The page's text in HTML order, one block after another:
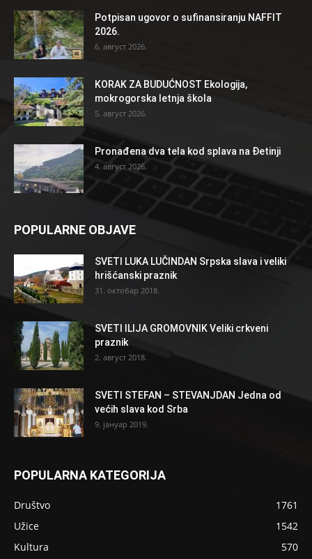
Potpisan ugovor o sufinansiranju NAFFIT
2026.
6. август 2026.
KORAK ZA BUDUĆNOST Ekologija,
mokrogorska letnja škola
5. август 2026.
Pronađena dva tela kod splava na Đetinji
4. август 2026.
POPULARNE OBJAVE
SVETI LUKA LUČINDAN Srpska slava i veliki
hrišćanski praznik
31. октобар 2018.
SVETI ILIJA GROMOVNIK Veliki crkveni
praznik
2. август 2018.
SVETI STEFAN – STEVANJDAN Jedna od
većih slava kod Srba
9. јануар 2019.
POPULARNA KATEGORIJA
Društvo
1761
Užice
1542
Kultura
570